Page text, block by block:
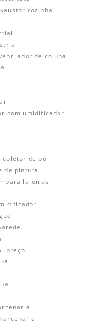
cozinha
de coluna
com umidificador
coletor de pó
de pintura
para lareiras
preço